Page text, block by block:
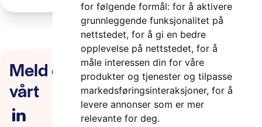
for følgende formål: for å aktivere
grunnleggende funksjonalitet på
nettstedet, for å gi en bedre
opplevelse på nettstedet, for å
måle interessen din for våre
produkter og tjenester og tilpasse
markedsføringsinteraksjoner, for å
levere annonser som er mer
relevante for deg.
Meld deg på nyhetsbrevet
vårt